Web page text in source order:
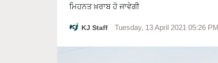
ਮਿਹਨਤ ਖ਼ਰਾਬ ਹੋ ਜਾਵੇਗੀ
KJ Staff Tuesday, 13 April 2021 05:26 PM